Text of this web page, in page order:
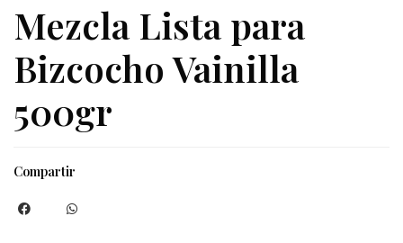
Mezcla Lista para
Bizcocho Vainilla
500gr
Compartir